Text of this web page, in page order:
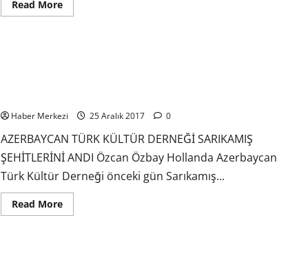
Read More
Haber Merkezi 25 Aralık 2017 0
AZERBAYCAN TÜRK KÜLTÜR DERNEĞİ SARIKAMIŞ
ŞEHİTLERİNİ ANDI Özcan Özbay Hollanda Azerbaycan
Türk Kültür Derneği önceki gün Sarıkamış...
Read More